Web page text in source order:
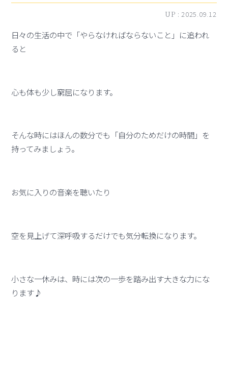
UP :2025.09.12
日々の生活の中で「やらなければならないこと」に追われ
ると
心も体も少し窮屈になります。
そんな時にはほんの数分でも「自分のためだけの時間」を
持ってみましょう。
お気に入りの音楽を聴いたり
空を見上げて深呼吸するだけでも気分転換になります。
小さな一休みは、時には次の一歩を踏み出す大きな力にな
ります♪